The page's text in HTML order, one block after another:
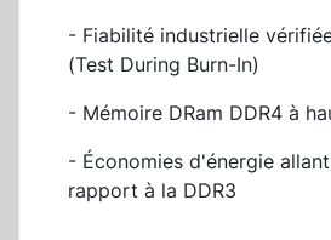
- Fiabilité industrielle
(Test During Burn-In)
- Mémoire DRam DDR4 à
- Économies d'énergie
rapport à la DDR3